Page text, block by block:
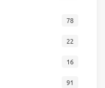
78
22
16
91